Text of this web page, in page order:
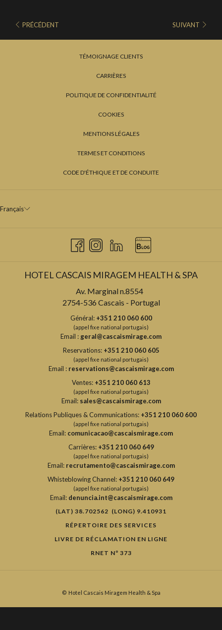
PRÉCÉDENT SUIVANT
TÉMOIGNAGE CLIENTS
CARRIÈRES
POLITIQUE DE CONFIDENTIALITÉ
COOKIES
MENTIONS LÉGALES
TERMES ET CONDITIONS
CODE D'ÉTHIQUE ET DE CONDUITE
Français
HOTEL CASCAIS MIRAGEM HEALTH & SPA
Av. Marginal n.8554
2754-536 Cascais - Portugal
Général: +351 210 060 600
(appel fixe national portugais)
Email : geral@cascaismirage.com
Reservations: +351 210 060 605
(appel fixe national portugais)
Email : reservations@cascaismirage.com
Ventes: +351 210 060 613
(appel fixe national portugais)
Email: sales@cascaismirage.com
Relations Publiques & Communications: +351 210 060 600
(appel fixe national portugais)
Email: comunicacao@cascaismirage.com
Carrières: +351 210 060 649
(appel fixe national portugais)
Email: recrutamento@cascaismirage.com
Whisteblowing Channel: +351 210 060 649
(appel fixe national portugais)
Email: denuncia.int@cascaismirage.com
(LAT) 38.702562 (LONG) 9.410931
RÉPERTOIRE DES SERVICES
LIVRE DE RÉCLAMATION EN LIGNE
RNET Nº 373
© Hotel Cascais Miragem Health & Spa